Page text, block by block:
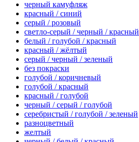
черный камуфляж
красный / синий
серый / розовый
светло-серый / черный / красный
белый / голубой / красный
красный / жёлтый
серый / черный / зеленый
без покраски
голубой / коричневый
голубой / красный
красный / голубой
черный / серый / голубой
серебристый / голубой / зеленый
разноцветный
желтый